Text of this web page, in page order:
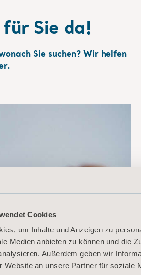
Cookies
um Inhalte und Anzeigen zu
Medien anbieten zu können und die
Außerdem geben wir
Website an unsere Partner für soziale
Sie da!
Sie suchen? Wir helfen
Sie
Team
sich mit